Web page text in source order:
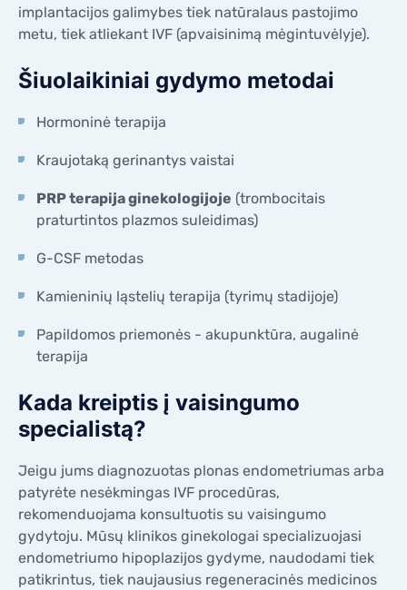
implantacijos galimybes tiek natūralaus pastojimo
metu, tiek atliekant IVF (apvaisinimą mėgintuvėlyje).
Šiuolaikiniai gydymo metodai
Hormoninė terapija
Kraujotaką gerinantys vaistai
PRP terapija ginekologijoje (trombocitais
praturtintos plazmos suleidimas)
G-CSF metodas
Kamieninių ląstelių terapija (tyrimų stadijoje)
Papildomos priemonės - akupunktūra, augalinė
terapija
Kada kreiptis į vaisingumo
specialistą?
Jeigu jums diagnozuotas plonas endometriumas arba
patyrėte nesėkmingas IVF procedūras,
rekomenduojama konsultuotis su vaisingumo
gydytoju. Mūsų klinikos ginekologai specializuojasi
endometriumo hipoplazijos gydyme, naudodami tiek
patikrintus, tiek naujausius regeneracinės medicinos